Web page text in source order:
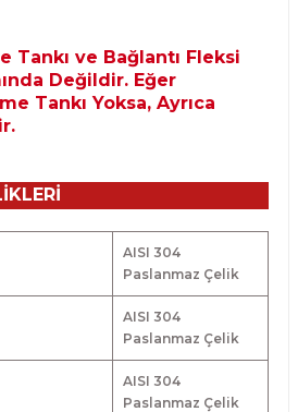
Tankı ve Bağlantı Fleksi
Değildir. Eğer
Tankı Yoksa, Ayrıca
AISI 304
Paslanmaz Çelik
AISI 304
Paslanmaz Çelik
AISI 304
Paslanmaz Çelik